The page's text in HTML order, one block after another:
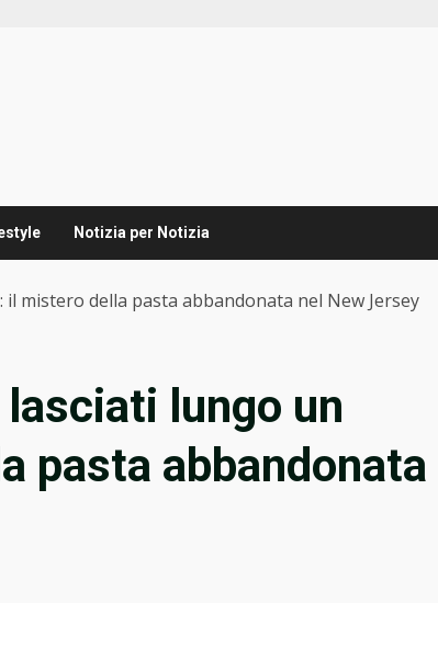
Notizia per Notizia
mistero della pasta abbandonata nel New Jersey
lungo un
pasta abbandonata